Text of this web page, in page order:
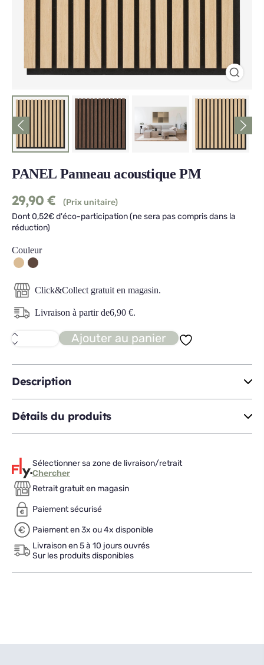
PANEL Panneau acoustique PM
29,90 €
(Prix unitaire)
Dont 0,52€ d'éco-participation (ne sera pas compris dans la
réduction)
Couleur
Click&Collect gratuit en magasin.
Livraison à partir de6,90 €.
quantité
de
Panneau
acoustique
PM
Ajouter au panier
Description
Détails du produits
Sélectionner sa zone de livraison/retrait
Chercher
Retrait gratuit en magasin
Paiement sécurisé
Paiement en 3x ou 4x disponible
Livraison en 5 à 10 jours ouvrés
Sur les produits disponibles